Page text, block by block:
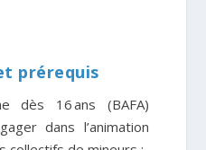
prérequis
dès 16 ans (BAFA)
dans l’animation